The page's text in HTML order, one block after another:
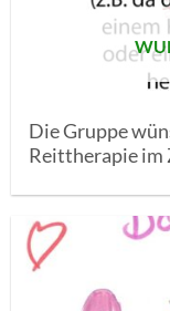
Die Gruppe
Reittherapie im